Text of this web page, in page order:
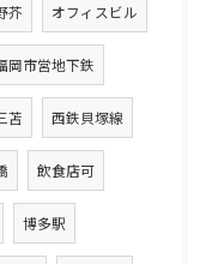
芥 オフィスビル
岡市営地下鉄
苫 西鉄貝塚線
飲食店可
博多駅